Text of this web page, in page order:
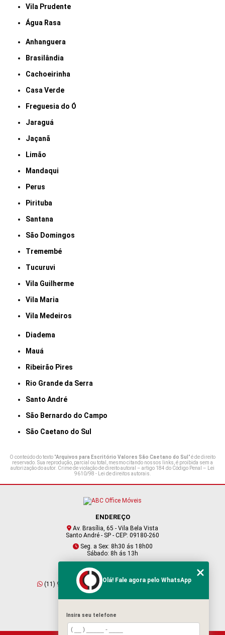
Vila Prudente
Água Rasa
Anhanguera
Brasilândia
Cachoeirinha
Casa Verde
Freguesia do Ó
Jaraguá
Jaçanã
Limão
Mandaqui
Perus
Pirituba
Santana
São Domingos
Tremembé
Tucuruvi
Vila Guilherme
Vila Maria
Vila Medeiros
Diadema
Mauá
Ribeirão Pires
Rio Grande da Serra
Santo André
São Bernardo do Campo
São Caetano do Sul
O conteúdo do texto "Arquivos para Escritório Valores São Caetano do Sul " é de direito
reservado. Sua reprodução, parcial ou total, mesmo citando nossos links, é proibida sem a
autorização do autor. Crime de violação de direito autoral – artigo 184 do Código Penal – Lei
9610/98 - Lei de direitos autorais.
ENDEREÇO
Av. Brasília, 65 - Vila Bela Vista
Santo André - SP - CEP: 09180-260
Seg. a Sex: 8h30 ás 18h00
Sábado: 8h ás 13h
CONTATO
(11) 95409-2229
(11) 4901-6045
vendas@abcofficemoveis.com.br
Olá! Fale agora pelo WhatsApp
Insira seu telefone